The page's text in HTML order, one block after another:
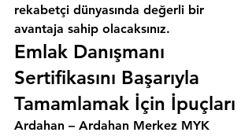
rekabetçi dünyasında değerli bir
avantaja sahip olacaksınız.
Emlak Danışmanı
Sertifikasını Başarıyla
Tamamlamak İçin İpuçları
Ardahan – Ardahan Merkez MYK